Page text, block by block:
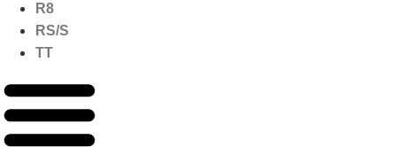
R8
RS/S
TT